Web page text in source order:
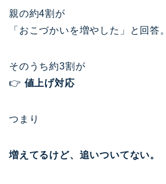
親の約4割が
「おこづかいを増やした」と回答。
そのうち約3割が
👉 値上げ対応
つまり
増えてるけど、追いついてない。